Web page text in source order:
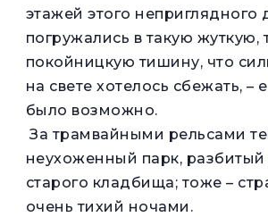
этажей этого неприглядного
погружались в такую жуткую,
покойницкую тишину, что
на свете хотелось сбежать, –
было возможно.
За трамвайными рельсами
неухоженный парк, разбитый
старого кладбища; тоже –
очень тихий ночами.